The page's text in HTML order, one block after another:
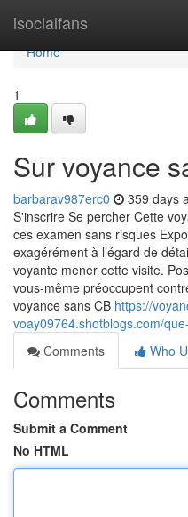
isocialfans
Home
Home
1
Sur voyance
barbarav987erc0 359 days
S'inscrire Se percher Cette
ces examen sans risques
exagérément à l’égard de
voyante mener cette visite.
vous-même préoccupent
voyance sans CB https://
voay09764.shotblogs.com/
Comments
Who
Comments
Submit a Comment
No HTML